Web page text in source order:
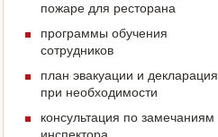
пожаре для ресторана
программы обучения
сотрудников
план эвакуации и декларация
при необходимости
консультация по замечаниям